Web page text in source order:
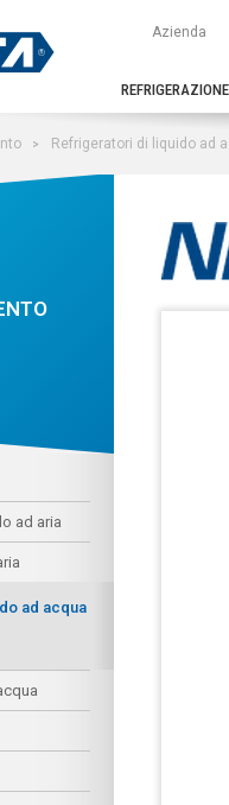
Azienda
Refrigeratori di liquido ad
ad aria
ad acqua